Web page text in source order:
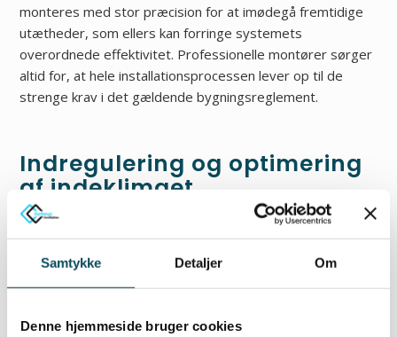
Samtykke Detaljer Om
Denne hjemmeside bruger cookies
monteres med stor præcision for at imødegå fremtidige
utætheder, som ellers kan forringe systemets
overordnede effektivitet. Professionelle montører sørger
altid for, at hele installationsprocessen lever op til de
strenge krav i det gældende bygningsreglement.
Indregulering og optimering
af indeklimaet
Efter den fysiske etablering af rør og aggregater er det
blive sat i fuld drift. Anlægget kræver først en yderst
præcis finjustering, som i fagsproget kaldes for en teknisk